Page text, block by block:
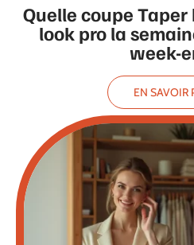
Quelle coupe
look pro la
week-
EN SAVOIR